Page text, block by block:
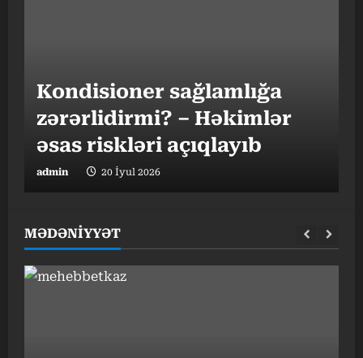
Kondisioner sağlamlığa
zərərlidirmi? – Həkimlər
əsas riskləri açıqlayıb
admin 20 İyul 2026
MƏDƏNİYYƏT